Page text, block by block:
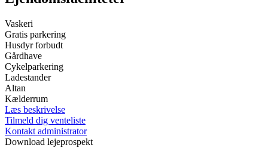
Vaskeri
Gratis parkering
Husdyr forbudt
Gårdhave
Cykelparkering
Ladestander
Altan
Kælderrum
Læs beskrivelse
Tilmeld dig venteliste
Kontakt administrator
Download lejeprospekt